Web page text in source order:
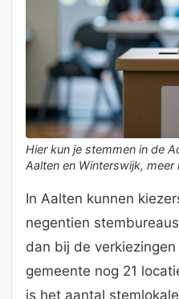
Hier kun je stemmen in de
Aalten en Winterswijk, meer
In Aalten kunnen
negentien
dan bij de
gemeente nog 21
is het aantal